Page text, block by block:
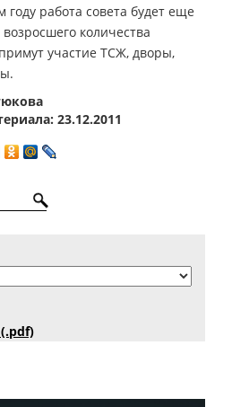
работа совета будет еще
количества
участие ТСЖ, дворы,
23.12.2011